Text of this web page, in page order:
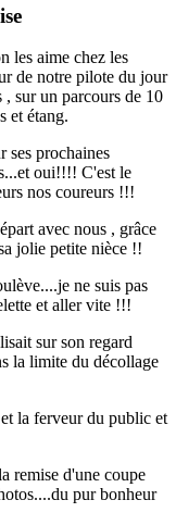
les aime chez les
de notre pilote du jour
sur un parcours de 10
et étang.
ses prochaines
oui!!!! C'est le
nos coureurs !!!
avec nous , grâce
jolie petite nièce !!
ne suis pas
et aller vite !!!
sur son regard
la limite du décollage
la ferveur du public et
remise d'une coupe
pur bonheur